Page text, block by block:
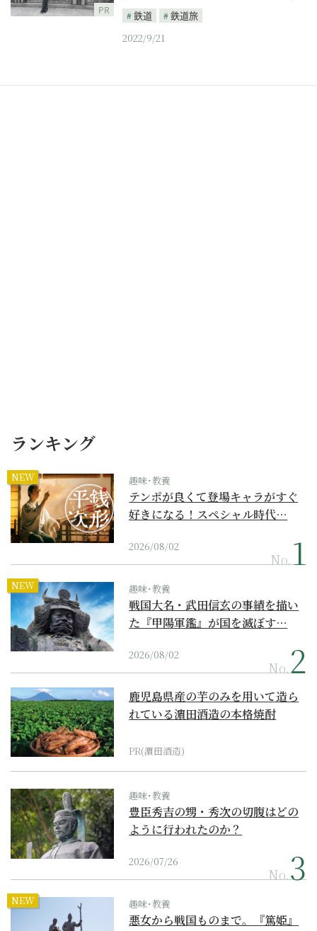
PR 鉄道
鉄道旅
2022/9/21
ランキング
NEW 趣味･教養
テンポが良くて登場キャラがすぐ
好きになる！スペシャル時代…
2026/08/02
No.
NEW 趣味･教養
戦国大名・武田信玄の事績を描い
た『甲陽軍鑑』が国を滅ぼす…
2026/08/02
No.
鹿児島県産の芋のみを用いて造ら
れている濵田酒造の本格焼酎
PR(濵田酒造)
趣味･教養
豊臣秀吉の甥・秀次の切腹はどの
ように行われたのか？
2026/07/26
No.
NEW 趣味･教養
悪女から戦国ものまで。『篤姫』